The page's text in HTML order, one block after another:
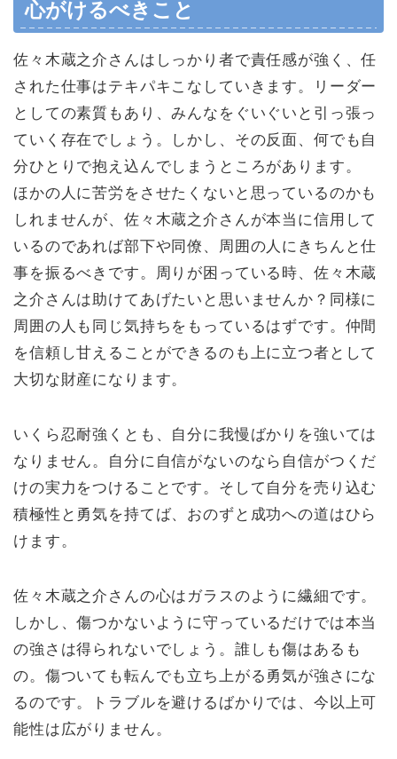
心がけるべきこと
佐々木蔵之介さんはしっかり者で責任感が強く、任
された仕事はテキパキこなしていきます。リーダー
としての素質もあり、みんなをぐいぐいと引っ張っ
ていく存在でしょう。しかし、その反面、何でも自
分ひとりで抱え込んでしまうところがあります。
ほかの人に苦労をさせたくないと思っているのかも
しれませんが、佐々木蔵之介さんが本当に信用して
いるのであれば部下や同僚、周囲の人にきちんと仕
事を振るべきです。周りが困っている時、佐々木蔵
之介さんは助けてあげたいと思いませんか？同様に
周囲の人も同じ気持ちをもっているはずです。仲間
を信頼し甘えることができるのも上に立つ者として
大切な財産になります。
いくら忍耐強くとも、自分に我慢ばかりを強いては
なりません。自分に自信がないのなら自信がつくだ
けの実力をつけることです。そして自分を売り込む
積極性と勇気を持てば、おのずと成功への道はひら
けます。
佐々木蔵之介さんの心はガラスのように繊細です。
しかし、傷つかないように守っているだけでは本当
の強さは得られないでしょう。誰しも傷はあるも
の。傷ついても転んでも立ち上がる勇気が強さにな
るのです。トラブルを避けるばかりでは、今以上可
能性は広がりません。